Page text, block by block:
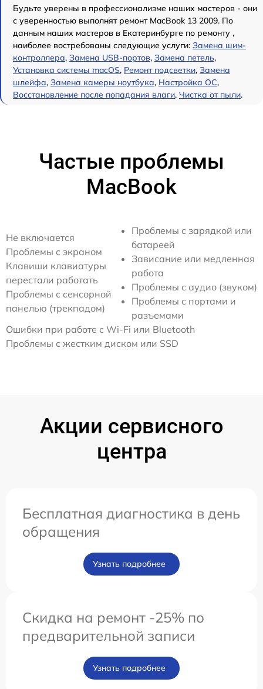
Будьте уверены в профессионализме наших мастеров - они
с уверенностью выполнят ремонт MacBook 13 2009. По
данным наших мастеров в Екатеринбурге по ремонту ,
наиболее востребованы следующие услуги: Замена шим-
контроллера, Замена USB-портов, Замена петель,
Установка системы macOS, Ремонт подсветки, Замена
шлейфа, Замена камеры ноутбука, Настройка ОС,
Восстановление после попадания влаги, Чистка от пыли.
Частые проблемы
MacBook
Не включается
Проблемы с экраном
Клавиши клавиатуры
перестали работать
Проблемы с сенсорной
панелью (трекпадом)
Проблемы с зарядкой или
батареей
Зависание или медленная
работа
Проблемы с аудио (звуком)
Проблемы с портами и
разъемами
Ошибки при работе с Wi-Fi или Bluetooth
Проблемы с жестким диском или SSD
Акции сервисного
центра
Бесплатная диагностика в день
обращения
Узнать подробнее
Скидка на ремонт -25% по
предварительной записи
Узнать подробнее